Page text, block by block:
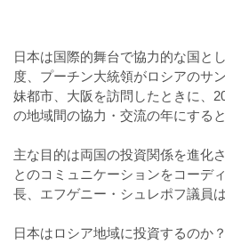
日本は国際的舞台で協力的な国と
度、プーチン大統領がロシアのサ
妹都市、大阪を訪問したときに、
の地域間の協力・交流の年にする
主な目的は両国の投資関係を進化
とのコミュニケーションをコーデ
長、エフゲニー・シュレポフ議員
日本はロシア地域に投資するのか？